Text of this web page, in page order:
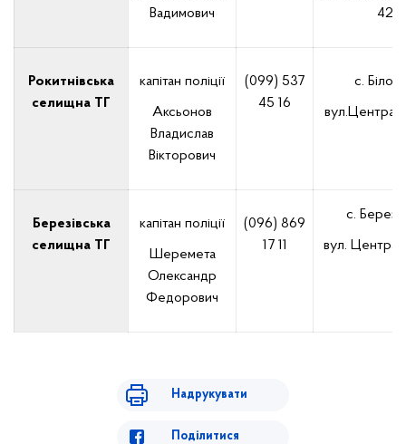
Вадимович
42
Рокитнівська
селищна ТГ
капітан поліції
Аксьонов
Владислав
Вікторович
(099) 537
45 16
с.
Березівська
селищна ТГ
капітан поліції
Шеремета
Олександр
Федорович
(096) 869
17 11
с.
вул.
Надрукувати
Поділитися